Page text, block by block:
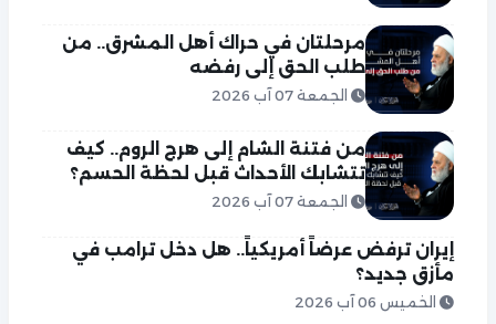
مرحلتان في حراك أهل المشرق.. من
طلب الحق إلى رفضه
الجمعة 07 آب 2026
من فتنة الشام إلى هرج الروم.. كيف
تتشابك الأحداث قبل لحظة الحسم؟
الجمعة 07 آب 2026
إيران ترفض عرضاً أمريكياً.. هل دخل ترامب في
مأزق جديد؟
الخميس 06 آب 2026